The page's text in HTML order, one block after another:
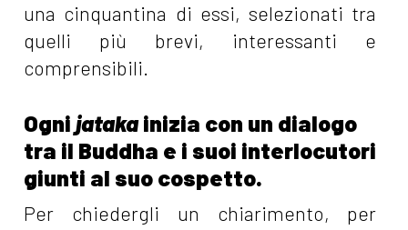
una cinquantina di essi, selezionati tra
quelli più brevi, interessanti e
comprensibili.
Ognijatakainizia con un dialogo
tra il Buddha e i suoi interlocutori
giunti al suo cospetto.
Per chiedergli un chiarimento, per